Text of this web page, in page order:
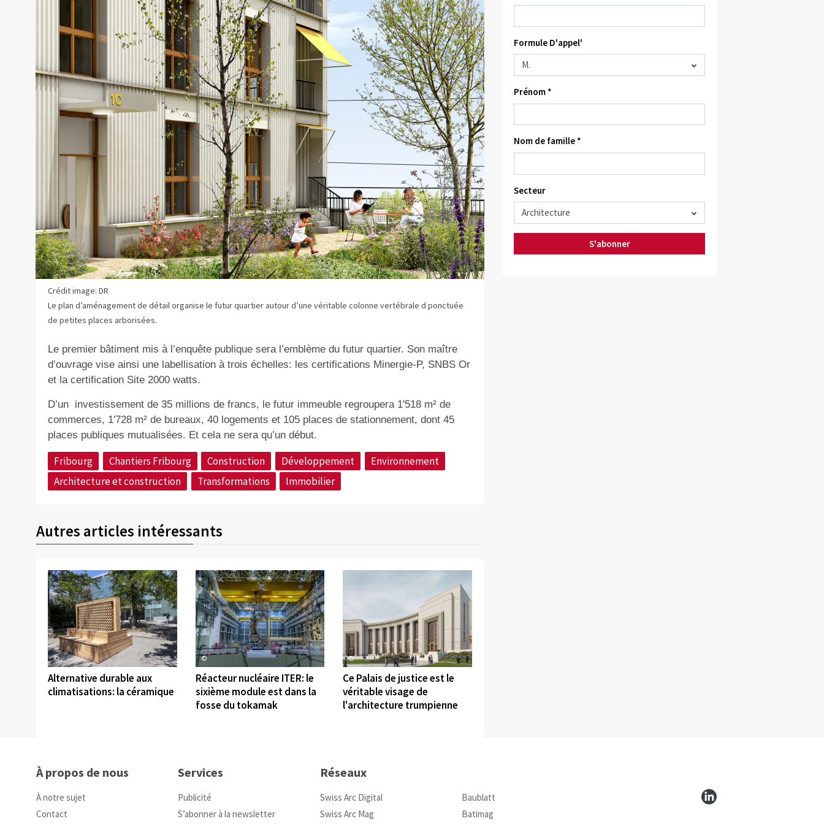
Crédit image: DR
Le plan d’aménagement de détail organise le futur quartier autour d’une véritable colonne vertébrale d ponctuée
de petites places arborisées.
Le premier bâtiment mis à l’enquête publique sera l’emblème du futur quartier. Son maître
d’ouvrage vise ainsi une labellisation à trois échelles: les certifications Minergie-P, SNBS Or
et la certification Site 2000 watts.
D’un investissement de 35 millions de francs, le futur immeuble regroupera 1'518 m² de
commerces, 1'728 m² de bureaux, 40 logements et 105 places de stationnement, dont 45
places publiques mutualisées. Et cela ne sera qu’un début.
Fribourg Chantiers Fribourg Construction Développement
Environnement
Architecture et construction
Transformations Immobilier
Autres articles intéressants
©
Alternative durable aux
climatisations: la céramique
©
Réacteur nucléaire ITER: le
sixième module est dans la
fosse du tokamak
©
Ce Palais de justice est le
véritable visage de
l'architecture trumpienne
Formule D'appel'
Prénom *
Nom de famille *
Secteur
S'abonner
À propos de nous
À notre sujet
Contact
Services
Publicité
S’abonner à la newsletter
Réseaux
Swiss Arc Digital
Swiss Arc Mag
Baublatt
Batimag